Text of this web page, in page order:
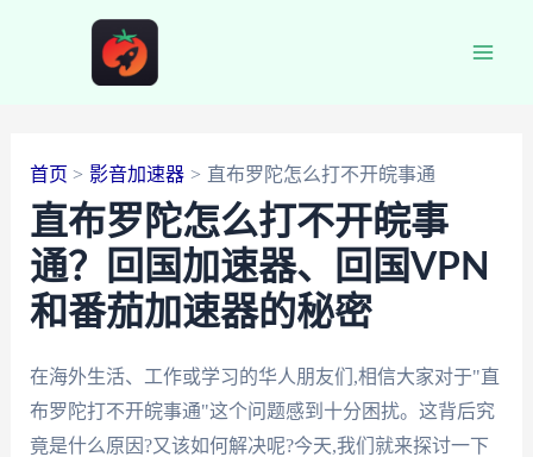
首页 影音加速器 直布罗陀怎么打不开皖事通
直布罗陀怎么打不开皖事
通？回国加速器、回国VPN
和番茄加速器的秘密
在海外生活、工作或学习的华人朋友们,相信大家对于"直
布罗陀打不开皖事通"这个问题感到十分困扰。这背后究
竟是什么原因?又该如何解决呢?今天,我们就来探讨一下